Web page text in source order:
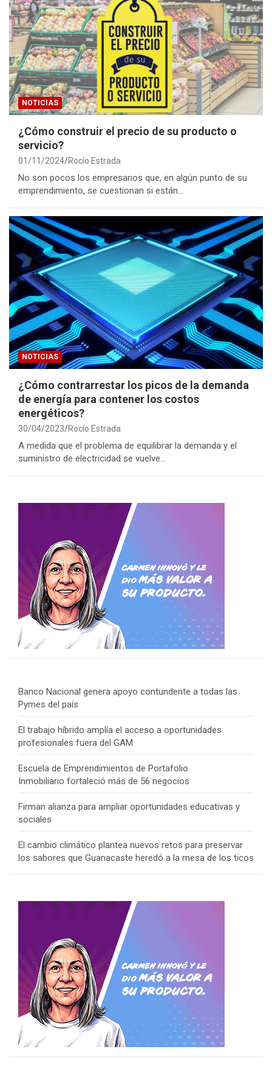
NOTICIAS
¿Cómo construir el precio de su producto o
servicio?
01/11/2024 Rocío Estrada
No son pocos los empresarios que, en algún punto de su
emprendimiento, se cuestionan si están…
NOTICIAS
¿Cómo contrarrestar los picos de la demanda
de energía para contener los costos
energéticos?
30/04/2023 Rocío Estrada
A medida que el problema de equilibrar la demanda y el
suministro de electricidad se vuelve…
Banco Nacional genera apoyo contundente a todas las
Pymes del país
El trabajo híbrido amplía el acceso a oportunidades
profesionales fuera del GAM
Escuela de Emprendimientos de Portafolio
Inmobiliario fortaleció más de 56 negocios
Firman alianza para ampliar oportunidades educativas y
sociales
El cambio climático plantea nuevos retos para preservar
los sabores que Guanacaste heredó a la mesa de los ticos